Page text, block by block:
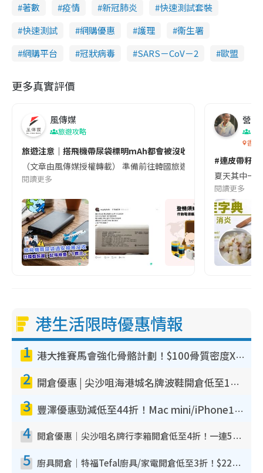
著數 疫情 新冠肺炎
快速測試套裝
快速測試
網購優惠 護理
衞生署
網購平台
冠狀病毒 SARS－CoV－2 歐盟
更多真實評價
風傳媒
旅遊攻略
旅遊注意｜搭飛機帶尿袋標明mAh都會被沒收😱出發前切記檢查
（文章由風傳媒授權轉載） 準備前往韓國旅遊的民眾，近期要
閱讀更多
營養
香港
#連皮帶籽
夏天其中一
閱讀更多
港生活限時優惠情報
1 港大推賽馬會強化骨骼計劃！$100骨質密度X光檢查 完成免費運動訓練送超市禮券！附參加資格
2 開倉優惠 | 尖沙咀海港城名牌波鞋開倉低至1折！On鞋$899起／Joy&Peace鞋履$98起
3 豐澤優惠勁減低至44折！Mac mini/iPhone17Pro大減價！廚房家電$220起
4 開倉優惠｜尖沙咀名牌行李箱開倉低至4折！一連5日 American Tourister/ace./Hallmark $200起！
5 廚具開倉｜特福Tefal廚具/家電開倉低至3折！$220起買平底鍋/炒鑊/湯煲！電飯煲/吸塵機/燙斗$418起